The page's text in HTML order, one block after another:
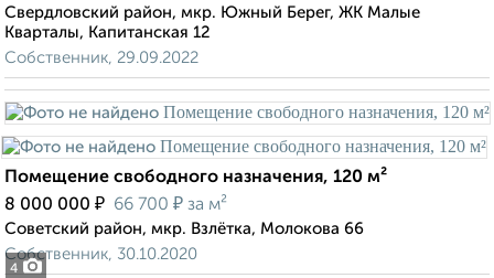
Свердловский район, мкр. Южный Берег, ЖК Малые
Кварталы, Капитанская 12
Собственник, 29.09.2022
4
Помещение свободного назначения, 120 м²
8 000 000 ₽ 66 700 ₽ за м²
Советский район, мкр. Взлётка, Молокова 66
Собственник, 30.10.2020